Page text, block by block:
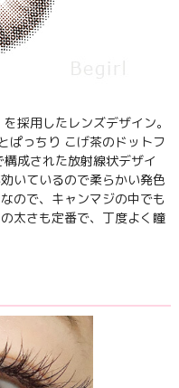
採用したレンズデザイン。
ぱっちり こげ茶のドットフ
成された放射線状デザイ
いているので柔らかい発色
ので、キャンマジの中でも
太さも定番で、丁度よく瞳